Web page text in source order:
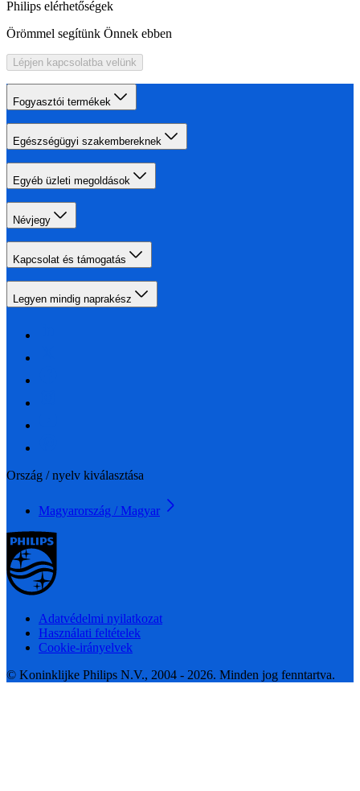
Philips elérhetőségek
Örömmel segítünk Önnek ebben
Lépjen kapcsolatba velünk
Fogyasztói termékek
Egészségügyi szakembereknek
Egyéb üzleti megoldások
Névjegy
Kapcsolat és támogatás
Legyen mindig naprakész
Ország / nyelv kiválasztása
Magyarország / Magyar
Adatvédelmi nyilatkozat
Használati feltételek
Cookie-irányelvek
© Koninklijke Philips N.V., 2004 - 2026. Minden jog fenntartva.